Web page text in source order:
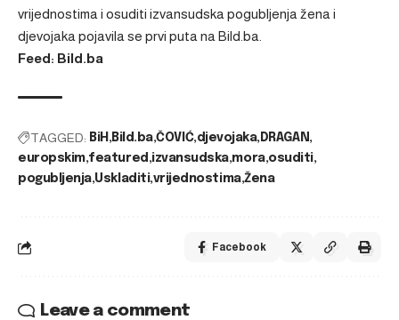
vrijednostima i osuditi izvansudska pogubljenja žena i
djevojaka pojavila se prvi puta na Bild.ba
Feed: Bild.ba
TAGGED: BiH Bild.ba ČOVIĆ djevojaka DRAGAN
europskim featured izvansudska mora osuditi
pogubljenja Uskladiti vrijednostima Žena
Facebook
Leave a comment